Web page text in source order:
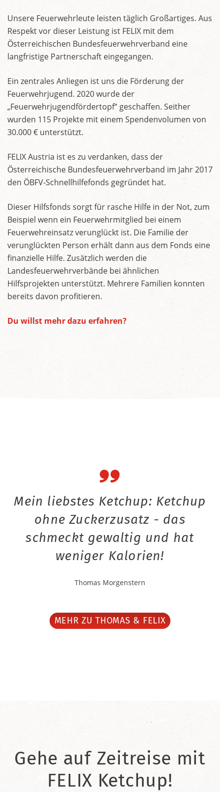
Unsere Feuerwehrleute leisten täglich Großartiges. Aus
Respekt vor dieser Leistung ist FELIX mit dem
Österreichischen Bundesfeuerwehrverband eine
langfristige Partnerschaft eingegangen.
Ein zentrales Anliegen ist uns die Förderung der
Feuerwehrjugend. 2020 wurde der
„Feuerwehrjugendfördertopf“ geschaffen. Seither
wurden 115 Projekte mit einem Spendenvolumen von
30.000 € unterstützt.
FELIX Austria ist es zu verdanken, dass der
Österreichische Bundesfeuerwehrverband im Jahr 2017
den ÖBFV-Schnellhilfefonds gegründet hat.
Dieser Hilfsfonds sorgt für rasche Hilfe in der Not, zum
Beispiel wenn ein Feuerwehrmitglied bei einem
Feuerwehreinsatz verunglückt ist. Die Familie der
verunglückten Person erhält dann aus dem Fonds eine
finanzielle Hilfe. Zusätzlich werden die
Landesfeuerwehrverbände bei ähnlichen
Hilfsprojekten unterstützt. Mehrere Familien konnten
bereits davon profitieren.
Du willst mehr dazu erfahren?
Mein liebstes Ketchup: Ketchup
ohne Zuckerzusatz - das
schmeckt gewaltig und hat
weniger Kalorien!
Thomas Morgenstern
MEHR ZU THOMAS & FELIX
Gehe auf Zeitreise mit
FELIX Ketchup!